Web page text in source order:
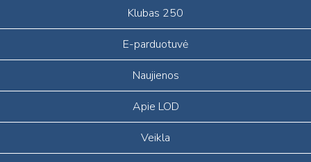
Klubas 250
E-parduotuvė
Naujienos
Apie LOD
Veikla